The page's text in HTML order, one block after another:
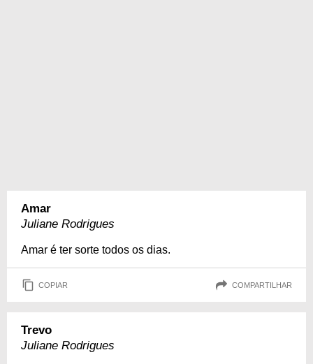
Amar
Juliane Rodrigues
Amar é ter sorte todos os dias.
COPIAR COMPARTILHAR
Trevo
Juliane Rodrigues